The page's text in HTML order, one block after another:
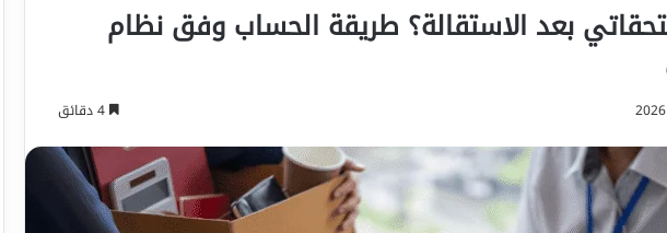
بعد الاستقالة؟ طريقة الحساب وفق نظام